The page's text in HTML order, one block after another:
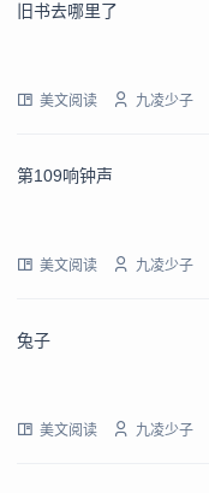
旧书去哪里了
美文阅读 九凌少子
第109响钟声
美文阅读 九凌少子
兔子
美文阅读 九凌少子